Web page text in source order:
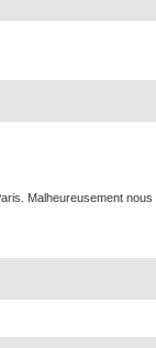
Malheureusement